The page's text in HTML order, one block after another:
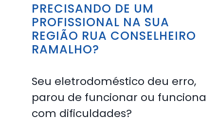
PRECISANDO DE UM
PROFISSIONAL NA SUA
REGIÃO RUA CONSELHEIRO
RAMALHO?
Seu eletrodoméstico deu erro,
parou de funcionar ou funciona
com dificuldades?